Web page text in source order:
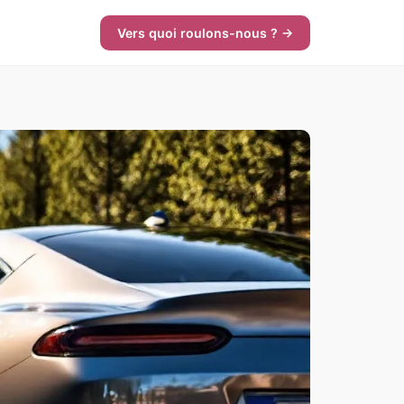
Vers quoi roulons-nous ? →